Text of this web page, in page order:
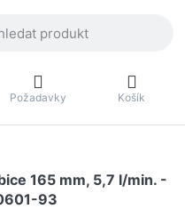
Požadavky Košík
165 mm, 5,7 l/min. -
93